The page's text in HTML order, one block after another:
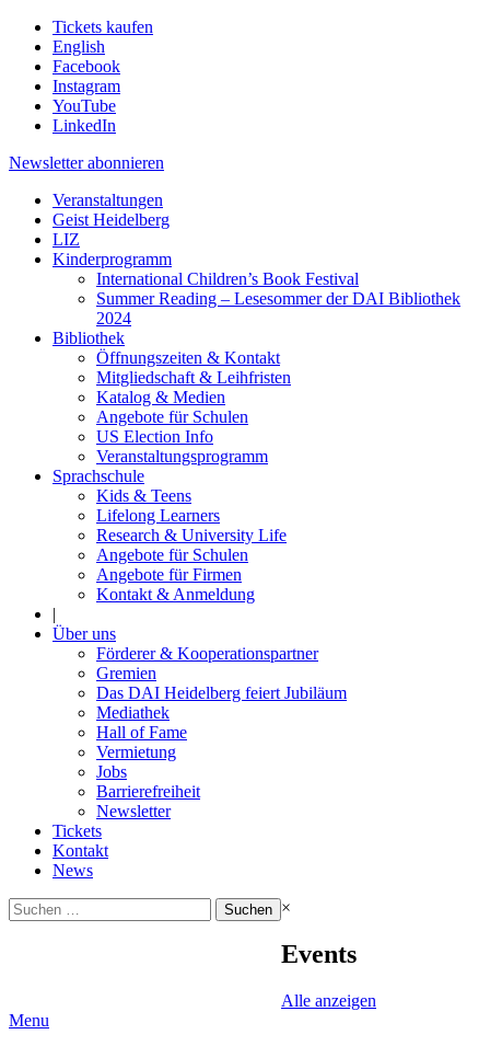
Tickets kaufen
English
Facebook
Instagram
YouTube
LinkedIn
Newsletter abonnieren
Veranstaltungen
Geist Heidelberg
LIZ
Kinderprogramm
International Children’s Book Festival
Summer Reading – Lesesommer der DAI Bibliothek
2024
Bibliothek
Öffnungszeiten & Kontakt
Mitgliedschaft & Leihfristen
Katalog & Medien
Angebote für Schulen
US Election Info
Veranstaltungsprogramm
Sprachschule
Kids & Teens
Lifelong Learners
Research & University Life
Angebote für Schulen
Angebote für Firmen
Kontakt & Anmeldung
|
Über uns
Förderer & Kooperationspartner
Gremien
Das DAI Heidelberg feiert Jubiläum
Mediathek
Hall of Fame
Vermietung
Jobs
Barrierefreiheit
Newsletter
Tickets
Kontakt
News
Suchen
nach:
×
Events
Alle anzeigen
Menu